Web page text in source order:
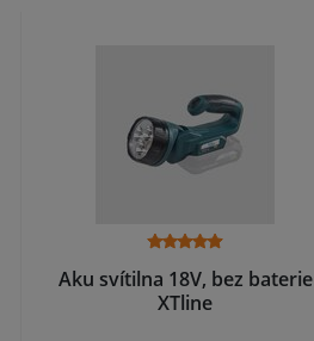
Aku svítilna 18V, bez baterie
XTline